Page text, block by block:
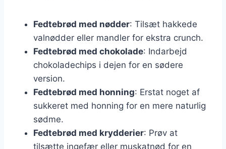
Fedtebrød med nødder: Tilsæt hakkede
valnødder eller mandler for ekstra crunch.
Fedtebrød med chokolade: Indarbejd
chokoladechips i dejen for en sødere
version.
Fedtebrød med honning: Erstat noget af
sukkeret med honning for en mere naturlig
sødme.
Fedtebrød med krydderier: Prøv at
tilsætte ingefær eller muskatnød for en